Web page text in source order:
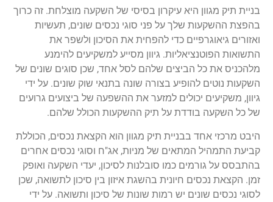
בניית תיק מגוון היא עיקרון בסיסי של השקעה מוצלחת. זה כרוך
בהפצת ההשקעות שלך על פני סוגי נכסים שונים, תעשיות
ואזורים גיאוגרפיים כדי להפחית את הסיכון ולשפר את
התשואות הפוטנציאליות. גיוון מסייע למשקיעים להימנע
מלהכניס את כל הביצים שלהם לסל אחד, שכן סוגים שונים של
השקעות נוטים להופיע בצורה שונה בתנאי שוק שונים. על ידי
גיוון, משקיעים יכולים למזער את ההשפעה של ביצועים גרועים
של כל השקעה בודדת על תיק ההשקעות הכולל שלהם.
היבט מרכזי אחד בבניית תיק מגוון הוא הקצאת נכסים, הכוללת
קביעת התמהיל המתאים של מניות, אג"ח וסוגי נכסים אחרים
בהתבסס על גורמים כמו סובלנות לסיכון, יעדי השקעה ואופק
זמן. הקצאת נכסים חיונית בהשגת איזון בין סיכון לתשואה, שכן
לסוגי נכסים שונים יש רמות שונות של סיכון ותשואה. על ידי